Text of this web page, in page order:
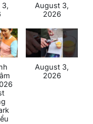
3,
August 3,
2026
August 3,
2026